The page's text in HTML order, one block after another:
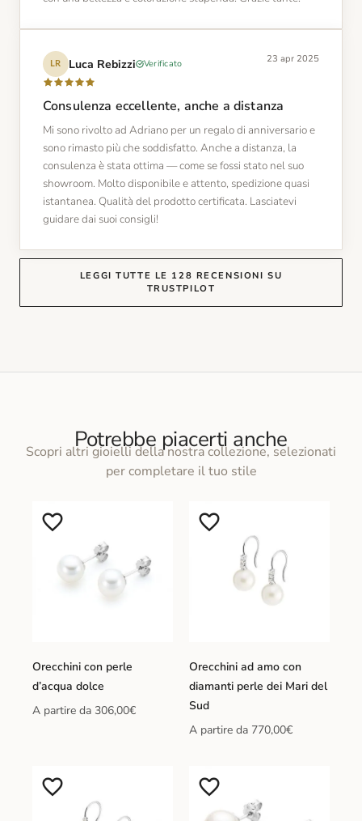
LR Luca Rebizzi Verificato 23 apr 2025
Consulenza eccellente, anche a distanza
Mi sono rivolto ad Adriano per un regalo di anniversario e
sono rimasto più che soddisfatto. Anche a distanza, la
consulenza è stata ottima — come se fossi stato nel suo
showroom. Molto disponibile e attento, spedizione quasi
istantanea. Qualità del prodotto certificata. Lasciatevi
guidare dai suoi consigli!
LEGGI TUTTE LE 128 RECENSIONI SU
TRUSTPILOT
Potrebbe piacerti anche
Scopri altri gioielli della nostra collezione, selezionati
per completare il tuo stile
Orecchini con perle
d’acqua dolce
A partire da 306,00€
Orecchini ad amo con
diamanti perle dei Mari del
Sud
A partire da 770,00€